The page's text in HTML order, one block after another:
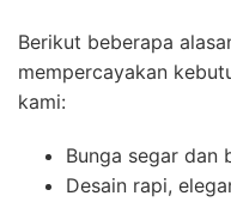
Berikut beberapa
mempercayakan
kami:
Bunga segar dan
Desain rapi,